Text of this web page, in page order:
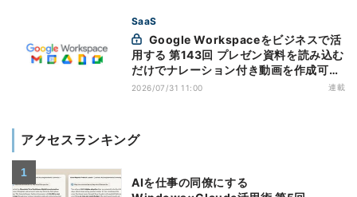
SaaS
用する 第143回 プレゼン資料を読み込む
だけでナレーション付き動画を作成可能
になった「Google Vids」
2026/07/31 11:00 連載
アクセスランキング
AIを仕事の同僚にする